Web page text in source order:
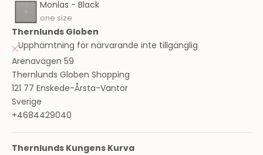
Monlas - Black
one size
Thernlunds Globen
Upphämtning för närvarande inte tillgänglig
Arenavägen 59
Thernlunds Globen Shopping
121 77 Enskede-Årsta-Vantör
Sverige
+4684429040
Thernlunds Kungens Kurva